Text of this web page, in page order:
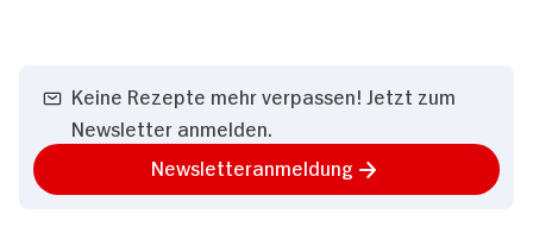
Keine Rezepte mehr verpassen! Jetzt zum
Newsletter anmelden.
Newsletteranmeldung